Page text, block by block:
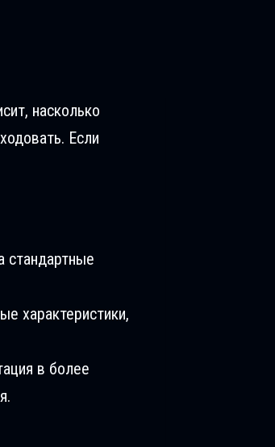
насколько
Если
стандартные
характеристики,
в более